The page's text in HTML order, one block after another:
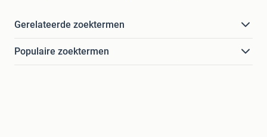
Gerelateerde zoektermen
Populaire zoektermen